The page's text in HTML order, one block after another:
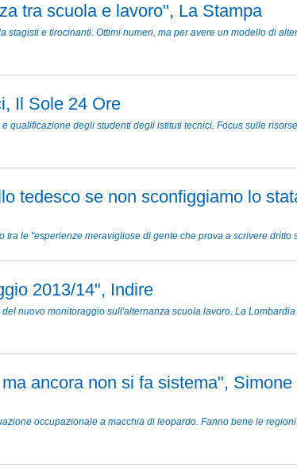
tra scuola e lavoro", La Stampa
e tirocinanti. Ottimi numeri, ma per avere un modello di
Il Sole 24 Ore
qualificazione degli studenti degli istituti tecnici. Focus sulle
tedesco se non sconfiggiamo lo
le "esperienze meravigliose di gente che prova a scrivere dritto
2013/14", Indire
nuovo monitoraggio sull'alternanza scuola lavoro. La Lombardia
ancora non si fa sistema", Simone
occupazionale a macchia di leopardo. Fanno bene le